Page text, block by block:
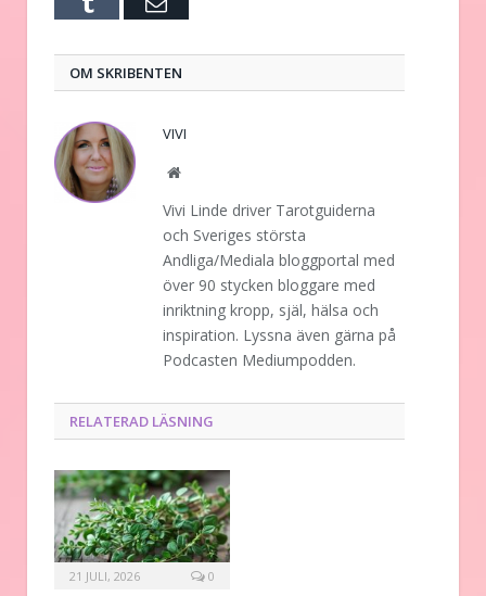
OM SKRIBENTEN
VIVI
Website
Vivi Linde driver Tarotguiderna
och Sveriges största
Andliga/Mediala bloggportal med
över 90 stycken bloggare med
inriktning kropp, själ, hälsa och
inspiration. Lyssna även gärna på
Podcasten Mediumpodden.
RELATERAD LÄSNING
21 JULI, 2026 0